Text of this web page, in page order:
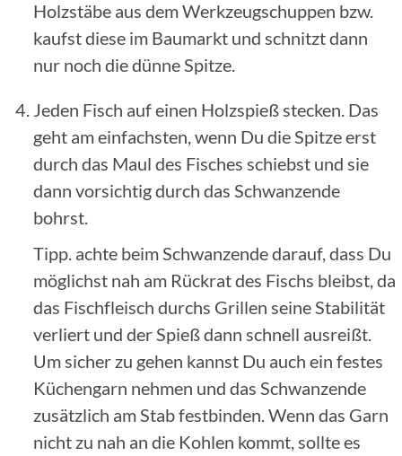
Holzstäbe aus dem Werkzeugschuppen bzw.
kaufst diese im Baumarkt und schnitzt dann
nur noch die dünne Spitze.
Jeden Fisch auf einen Holzspieß stecken. Das
geht am einfachsten, wenn Du die Spitze erst
durch das Maul des Fisches schiebst und sie
dann vorsichtig durch das Schwanzende
bohrst.
Tipp. achte beim Schwanzende darauf, dass Du
möglichst nah am Rückrat des Fischs bleibst, da
das Fischfleisch durchs Grillen seine Stabilität
verliert und der Spieß dann schnell ausreißt.
Um sicher zu gehen kannst Du auch ein festes
Küchengarn nehmen und das Schwanzende
zusätzlich am Stab festbinden. Wenn das Garn
nicht zu nah an die Kohlen kommt, sollte es